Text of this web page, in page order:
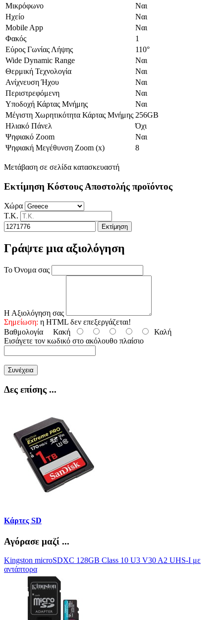
Μικρόφωνο
Ναι
Ηχείο
Ναι
Mobile App
Ναι
Φακός
1
Εύρος Γωνίας Λήψης
110°
Wide Dynamic Range
Ναι
Θερμική Τεχνολογία
Ναι
Ανίχνευση Ήχου
Ναι
Περιστρεφόμενη
Ναι
Υποδοχή Κάρτας Μνήμης
Ναι
Μέγιστη Χωρητικότητα Κάρτας Μνήμης 256GB
Ηλιακό Πάνελ
Όχι
Ψηφιακό Zoom
Ναι
Ψηφιακή Μεγέθυνση Zoom (x)
8
Μετάβαση σε σελίδα κατασκευαστή
Εκτίμηση Κόστους Αποστολής προϊόντος
Χώρα
Τ.Κ.
Εκτίμηση
Γράψτε μια αξιολόγηση
Το Όνομα σας
Η Αξιολόγηση σας
Σημείωση: η HTML δεν επεξεργάζεται!
Βαθμολογία Κακή
Καλή
Εισάγετε τον κωδικό στο ακόλουθο πλαίσιο
Συνέχεια
Δες επίσης ...
Κάρτες SD
Αγόρασε μαζί ...
Kingston microSDXC 128GB Class 10 U3 V30 A2 UHS-I με
αντάπτορα